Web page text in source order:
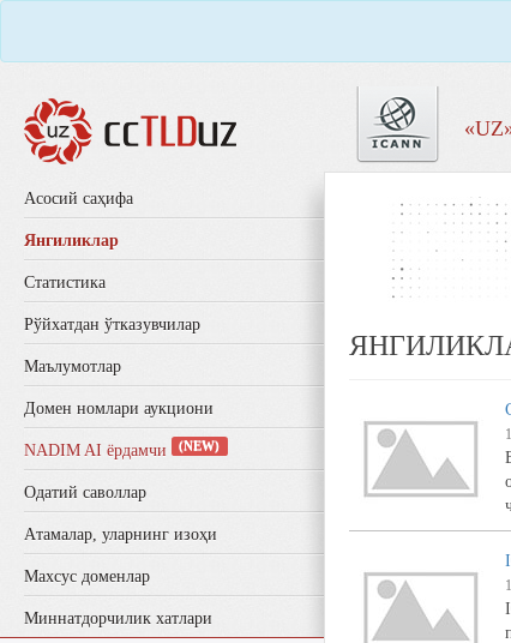
Aсосий саҳифа
Янгиликлар
Статистика
Рўйхатдан ўтказувчилар
Маълумотлар
Домен номлари аукциони
NADIM AI ёрдамчи (NEW)
Одатий саволлар
Aтамалар, уларнинг изоҳи
Махсус доменлар
Миннатдорчилик хатлари